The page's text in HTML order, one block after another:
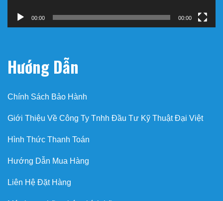
00:00 00:00
Hướng Dẫn
Chính Sách Bảo Hành
Giới Thiệu Về Công Ty Tnhh Đầu Tư Kỹ Thuật Đại Việt
Hình Thức Thanh Toán
Hướng Dẫn Mua Hàng
Liên Hệ Đặt Hàng